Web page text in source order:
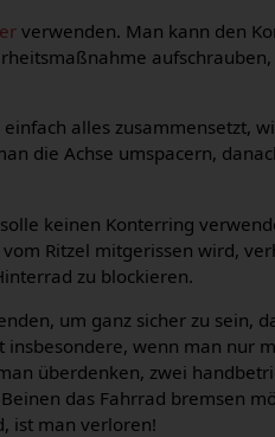
verwenden. Man kann den
alles zusammensetzt,
die Achse umspacern,
keinen Konterring
Ritzel mitgerissen wird,
zu blockieren.
um ganz sicher zu sein,
wenn man nur
überdenken, zwei
das Fahrrad bremsen
ist man verloren!